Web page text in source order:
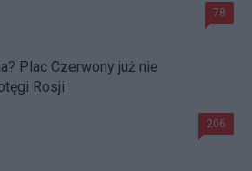
78
Plac Czerwony już nie
Rosji
206